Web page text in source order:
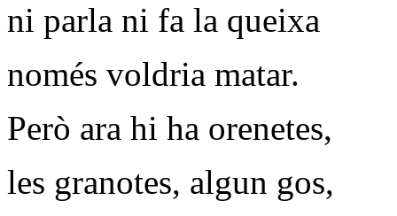
ni parla ni fa la queixa
només voldria matar.
Però ara hi ha orenetes,
les granotes, algun gos,